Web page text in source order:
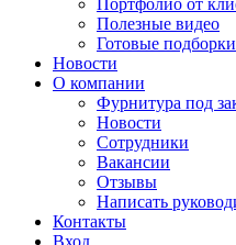
Портфолио от
Полезные видео
Готовые подборки
Новости
О компании
Фурнитура под
Новости
Сотрудники
Вакансии
Отзывы
Написать
Контакты
Вход